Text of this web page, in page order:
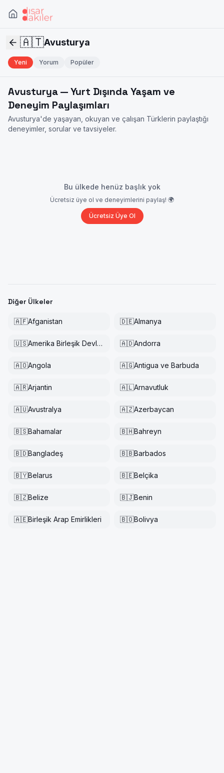
🇦🇹Avusturya
Yeni Yorum Popüler
Avusturya— Yurt Dışında Yaşam ve
Deneyim Paylaşımları
Avusturya'de yaşayan, okuyan ve çalışan Türklerin paylaştığı
deneyimler, sorular ve tavsiyeler.
Bu ülkede henüz başlık yok
Ücretsiz üye ol ve deneyimlerini paylaş! 🌍
Ücretsiz Üye Ol
Diğer Ülkeler
🇦🇫Afganistan 🇩🇪Almanya
🇺🇸 Amerika Birleşik Devletleri 🇦🇩Andorra
🇦🇴Angola 🇦🇬Antigua ve Barbuda
🇦🇷Arjantin 🇦🇱Arnavutluk
🇦🇺Avustralya 🇦🇿Azerbaycan
🇧🇸Bahamalar 🇧🇭Bahreyn
🇧🇩Bangladeş 🇧🇧Barbados
🇧🇾Belarus 🇧🇪Belçika
🇧🇿Belize 🇧🇯Benin
🇦🇪Birleşik Arap Emirlikleri 🇧🇴Bolivya